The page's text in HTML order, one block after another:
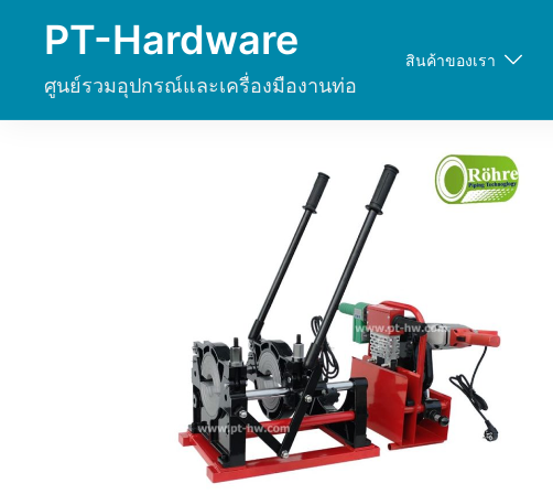
PT-Hardware
ศูนย์รวมอุปกรณ์และเครื่องมืองานท่อ
สินค้าของเรา